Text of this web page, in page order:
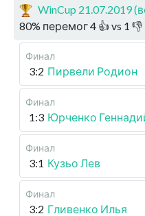
WinCup 21.07.2019
80% перемог4 👍 vs 1 👎
Финал
3:2 Пирвели Родион
Финал
1:3 Юрченко
Финал
3:1 Кузьо Лев
Финал
3:2 Гливенко Илья